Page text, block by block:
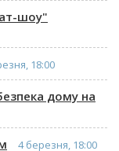
шоу"
18:00
дому на
4 березня, 18:00